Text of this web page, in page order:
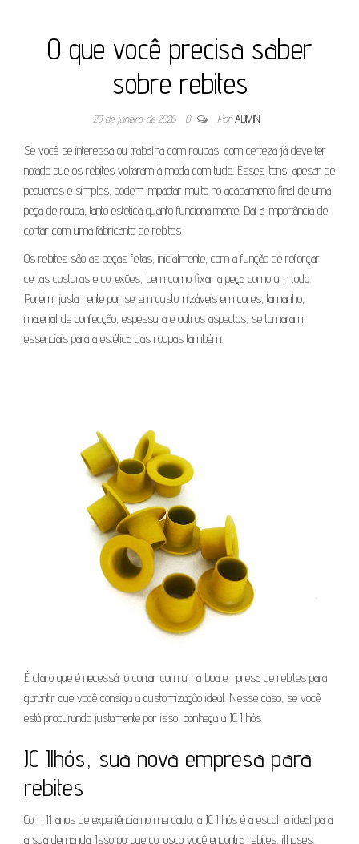
O que você precisa saber
sobre rebites
29 de janeiro de 2026 0 Por ADMIN
Se você se interessa ou trabalha com roupas, com certeza já deve ter
notado que os rebites voltaram à moda com tudo. Esses itens, apesar de
pequenos e simples, podem impactar muito no acabamento final de uma
peça de roupa, tanto estética quanto funcionalmente. Daí a importância de
contar com uma fabricante de rebites.
Os rebites são as peças feitas, inicialmente, com a função de reforçar
certas costuras e conexões, bem como fixar a peça como um todo.
Porém, justamente por serem customizáveis em cores, tamanho,
material de confecção, espessura e outros aspectos, se tornaram
essenciais para a estética das roupas também.
É claro que é necessário contar com uma boa empresa de rebites para
garantir que você consiga a customização ideal. Nesse caso, se você
está procurando justamente por isso, conheça a JC Ilhós.
JC Ilhós, sua nova empresa para
rebites
Com 11 anos de experiência no mercado, a JC Ilhós é a escolha ideal para
a sua demanda. Isso porque conosco você encontra rebites, ilhoses,